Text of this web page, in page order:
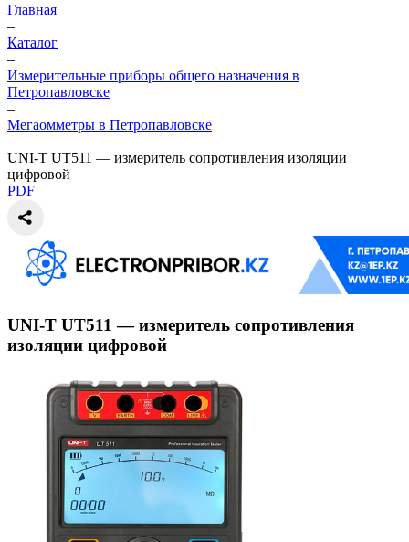
Главная
–
Каталог
–
Измерительные приборы общего назначения в
Петропавловске
–
Мегаомметры в Петропавловске
–
UNI-T UT511 — измеритель сопротивления изоляции
цифровой
PDF
UNI-T UT511 — измеритель сопротивления
изоляции цифровой